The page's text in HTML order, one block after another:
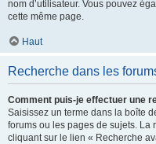
nom d’utilisateur. Vous pouvez
cette même page.
Haut
Recherche dans les
Comment puis-je effectuer une
Saisissez un terme dans la boîte
forums ou les pages de sujets. La
cliquant sur le lien « Recherche